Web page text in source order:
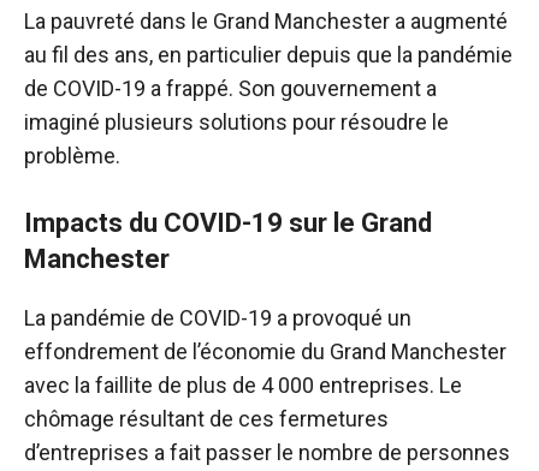
La pauvreté dans le Grand Manchester a augmenté
au fil des ans, en particulier depuis que la pandémie
de COVID-19 a frappé. Son gouvernement a
imaginé plusieurs solutions pour résoudre le
problème.
Impacts du COVID-19 sur le Grand
Manchester
La pandémie de COVID-19 a provoqué un
effondrement de l’économie du Grand Manchester
avec la faillite de plus de 4 000 entreprises. Le
chômage résultant de ces fermetures
d’entreprises a fait passer le nombre de personnes